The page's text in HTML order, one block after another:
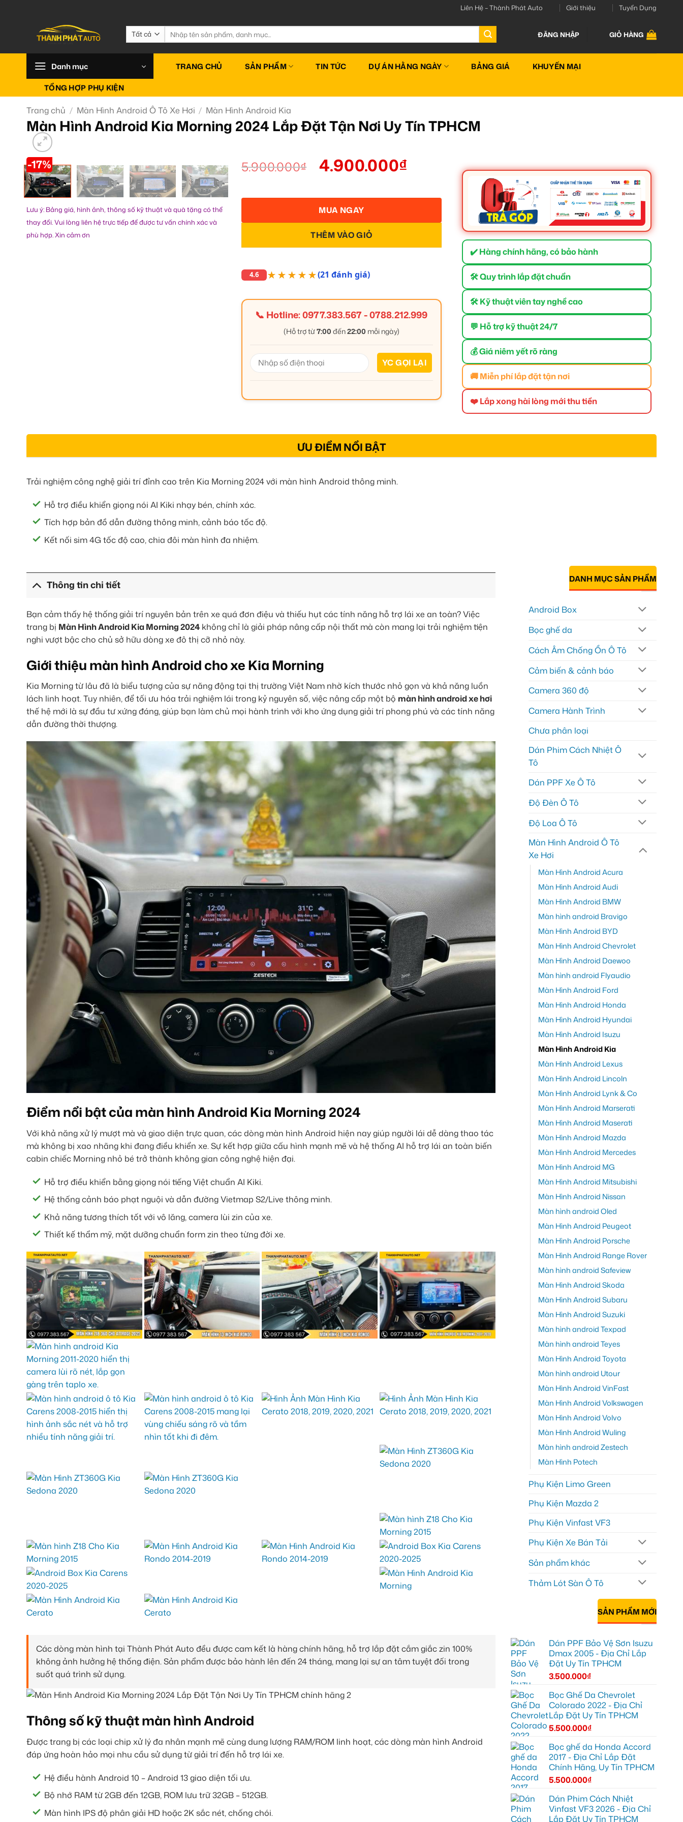
Liên Hệ – Thành Phát Auto Giới thiệu Tuyển Dụng
Tìm
kiếm:
ĐĂNG NHẬP GIỎ HÀNG
Danh mục TRANG CHỦ SẢN PHẨM TIN TỨC DỰ ÁN HẰNG NGÀY BẢNG GIÁ KHUYẾN MẠI
TỔNG HỢP PHỤ KIỆN
Trang chủ / Màn Hình Android Ô Tô Xe Hơi / Màn Hình Android Kia
Màn Hình Android Kia Morning 2024 Lắp Đặt Tận Nơi Uy Tín TPHCM
-17%
Lưu ý: Bảng giá, hình ảnh, thông số kỹ thuật và quà tặng có thể
thay đổi. Vui lòng liên hệ trực tiếp để được tư vấn chính xác và
phù hợp. Xin cảm ơn
5.900.000₫ 4.900.000₫
THÊM VÀO GIỎ
MUA NGAY
4.6 ★★★★★(21 đánh giá)
📞 Hotline:0977.383.567-0788.212.999
(Hỗ trợ từ7:00 đến22:00 mỗi ngày)
✔️ Hàng chính hãng, có bảo hành
🛠 Quy trình lắp đặt chuẩn
🛠 Kỹ thuật viên tay nghề cao
💬 Hỗ trợ kỹ thuật 24/7
💰 Giá niêm yết rõ ràng
🚚 Miễn phí lắp đặt tận nơi
❤️ Lắp xong hài lòng mới thu tiền
ƯU ĐIỂM NỔI BẬT
Trải nghiệm công nghệ giải trí đỉnh cao trên Kia Morning 2024 với màn hình Android thông minh.
Hỗ trợ điều khiển giọng nói AI Kiki nhạy bén, chính xác.
Tích hợp bản đồ dẫn đường thông minh, cảnh báo tốc độ.
Kết nối sim 4G tốc độ cao, chia đôi màn hình đa nhiệm.
Thông tin chi tiết
Bạn cảm thấy hệ thống giải trí nguyên bản trên xe quá đơn điệu và thiếu hụt các tính năng hỗ trợ lái xe an toàn? Việc
trang bị Màn Hình Android Kia Morning 2024 không chỉ là giải pháp nâng cấp nội thất mà còn mang lại trải nghiệm tiện
nghi vượt bậc cho chủ sở hữu dòng xe đô thị cỡ nhỏ này.
Giới thiệu màn hình Android cho xe Kia Morning
Kia Morning từ lâu đã là biểu tượng của sự năng động tại thị trường Việt Nam nhờ kích thước nhỏ gọn và khả năng luồn
lách linh hoạt. Tuy nhiên, để tối ưu hóa trải nghiệm lái trong kỷ nguyên số, việc nâng cấp một bộ màn hình android xe hơi
thế hệ mới là sự đầu tư xứng đáng, giúp bạn làm chủ mọi hành trình với kho ứng dụng giải trí phong phú và các tính năng
dẫn đường thời thượng.
Điểm nổi bật của màn hình Android Kia Morning 2024
Với khả năng xử lý mượt mà và giao diện trực quan, các dòng màn hình Android hiện nay giúp người lái dễ dàng thao tác
mà không bị xao nhãng khi đang điều khiển xe. Sự kết hợp giữa cấu hình mạnh mẽ và hệ thống AI hỗ trợ lái an toàn biến
cabin chiếc Morning nhỏ bé trở thành không gian công nghệ hiện đại.
Hỗ trợ điều khiển bằng giọng nói tiếng Việt chuẩn AI Kiki.
Hệ thống cảnh báo phạt nguội và dẫn đường Vietmap S2/Live thông minh.
Khả năng tương thích tốt với vô lăng, camera lùi zin của xe.
Thiết kế thẩm mỹ, mặt dưỡng chuẩn form zin theo từng đời xe.
Các dòng màn hình tại Thành Phát Auto đều được cam kết là hàng chính hãng, hỗ trợ lắp đặt cắm giắc zin 100%
không ảnh hưởng hệ thống điện. Sản phẩm được bảo hành lên đến 24 tháng, mang lại sự an tâm tuyệt đối trong
suốt quá trình sử dụng.
Thông số kỹ thuật màn hình Android
Được trang bị các loại chip xử lý đa nhân mạnh mẽ cùng dung lượng RAM/ROM linh hoạt, các dòng màn hình Android
đáp ứng hoàn hảo mọi nhu cầu sử dụng từ giải trí đến hỗ trợ lái xe.
Hệ điều hành Android 10 – Android 13 giao diện tối ưu.
Bộ nhớ RAM từ 2GB đến 12GB, ROM lưu trữ 32GB – 512GB.
Màn hình IPS độ phân giải HD hoặc 2K sắc nét, chống chói.
DANH MỤC SẢN PHẨM
Android Box
Bọc ghế da
Cách Âm Chống Ồn Ô Tô
Cảm biến & cảnh báo
Camera 360 độ
Camera Hành Trình
Chưa phân loại
Dán Phim Cách Nhiệt Ô
Tô
Dán PPF Xe Ô Tô
Độ Đèn Ô Tô
Độ Loa Ô Tô
Màn Hình Android Ô Tô
Xe Hơi
Màn Hình Android Acura
Màn Hình Android Audi
Màn Hình Android BMW
Màn hình android Bravigo
Màn Hình Android BYD
Màn Hình Android Chevrolet
Màn Hình Android Daewoo
Màn hình android Flyaudio
Màn Hình Android Ford
Màn Hình Android Honda
Màn Hình Android Hyundai
Màn Hình Android Isuzu
Màn Hình Android Kia
Màn Hình Android Lexus
Màn Hình Android Lincoln
Màn Hình Android Lynk & Co
Màn Hình Android Marserati
Màn Hình Android Maserati
Màn Hình Android Mazda
Màn Hình Android Mercedes
Màn Hình Android MG
Màn Hình Android Mitsubishi
Màn Hình Android Nissan
Màn hình android Oled
Màn Hình Android Peugeot
Màn Hình Android Porsche
Màn Hình Android Range Rover
Màn hình android Safeview
Màn Hình Android Skoda
Màn Hình Android Subaru
Màn Hình Android Suzuki
Màn hình android Texpad
Màn hình android Teyes
Màn Hình Android Toyota
Màn hình android Utour
Màn Hình Android VinFast
Màn Hình Android Volkswagen
Màn Hình Android Volvo
Màn Hình Android Wuling
Màn hình android Zestech
Màn Hình Potech
Phụ Kiện Limo Green
Phụ Kiện Mazda 2
Phụ Kiện Vinfast VF3
Phụ Kiện Xe Bán Tải
Sản phẩm khác
Thảm Lót Sàn Ô Tô
SẢN PHẨM MỚI
Dán PPF Bảo Vệ Sơn Isuzu
Dmax 2005 - Địa Chỉ Lắp
Đặt Uy Tín TPHCM
3.500.000₫
Bọc Ghế Da Chevrolet
Colorado 2022 - Địa Chỉ
Lắp Đặt Uy Tín TPHCM
5.500.000₫
Bọc ghế da Honda Accord
2017 - Địa Chỉ Lắp Đặt
Chính Hãng, Uy Tín TPHCM
5.500.000₫
Dán Phim Cách Nhiệt
Vinfast VF3 2026 - Địa Chỉ
Lắp Đặt Uy Tín TPHCM